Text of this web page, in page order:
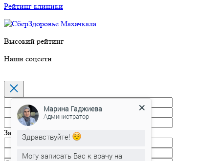
Рейтинг клиники
Высокий рейтинг
Наши соцсети
Запись на прием
Марина Гаджиева
Администратор
Здравствуйте!
Могу записать Вас к врачу на